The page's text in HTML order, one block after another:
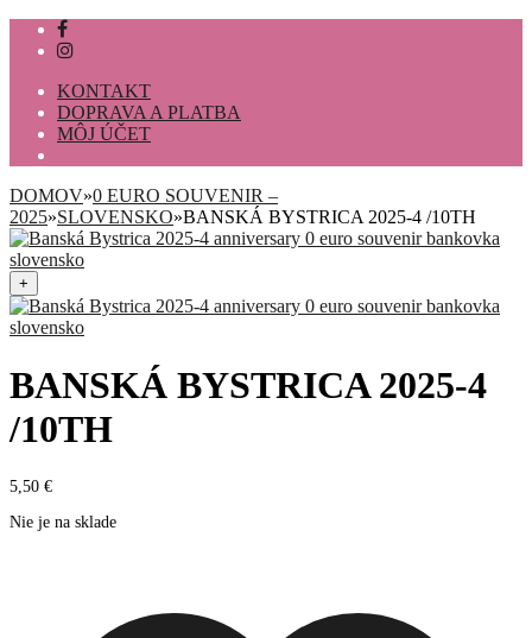
KONTAKT
DOPRAVA A PLATBA
MÔJ ÚČET
DOMOV»0 EURO SOUVENIR –
2025»SLOVENSKO»BANSKÁ BYSTRICA 2025-4 /10TH
+
BANSKÁ BYSTRICA 2025-4
/10TH
5,50 €
Nie je na sklade